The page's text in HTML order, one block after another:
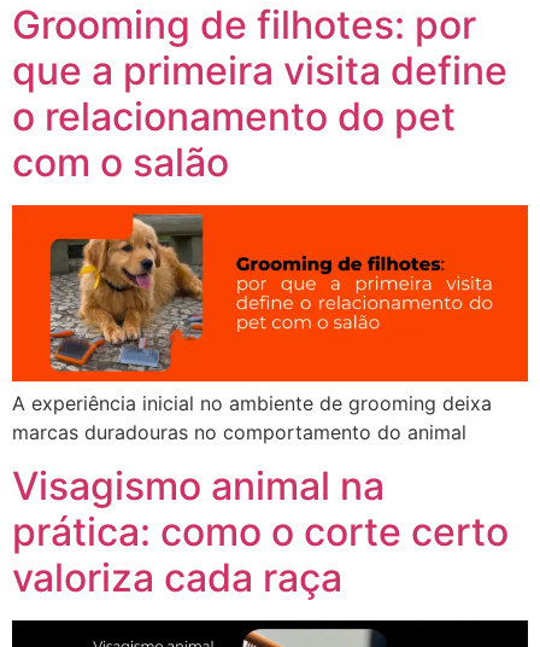
Grooming de filhotes: por
que a primeira visita define
o relacionamento do pet
com o salão
A experiência inicial no ambiente de grooming deixa
marcas duradouras no comportamento do animal
Visagismo animal na
prática: como o corte certo
valoriza cada raça